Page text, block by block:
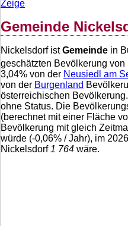
Zeige
Gemeinde
Nickelsdorf istGemeinde in
geschätzten Bevölkerung von
3,04% von der Neusiedl am
von der Burgenland
österreichischen
ohne Status. Die
(berechnet mit einer Fläche
Bevölkerung mit gleich
würde (-0,06% / Jahr), im
Nickelsdorf 1 764 wäre.